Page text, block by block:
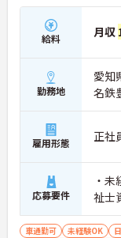
給料 月収
勤務地
愛知
名鉄
雇用形態 正社
応募要件
・
祉士
車通勤可 未経験OK